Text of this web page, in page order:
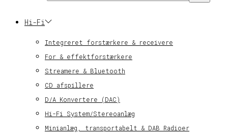
Hi-Fi
Integreret forstærkere & receivere
For & effektforstærkere
Streamere & Bluetooth
CD afspillere
D/A Konvertere (DAC)
Hi-Fi System/Stereoanlæg
Minianlæg, transportabelt & DAB Radioer